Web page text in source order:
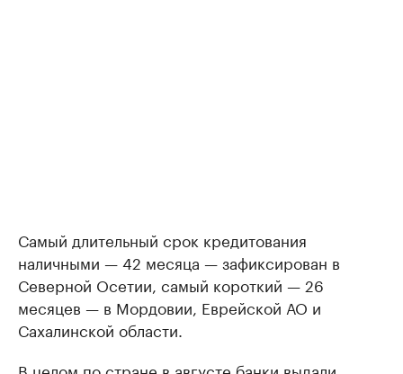
Самый длительный срок кредитования
наличными — 42 месяца — зафиксирован в
Северной Осетии, самый короткий — 26
месяцев — в Мордовии, Еврейской АО и
Сахалинской области.